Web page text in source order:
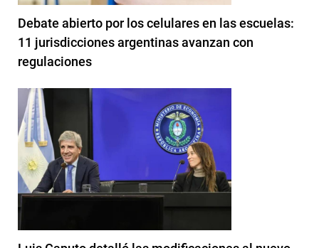
Debate abierto por los celulares en las escuelas:
11 jurisdicciones argentinas avanzan con
regulaciones